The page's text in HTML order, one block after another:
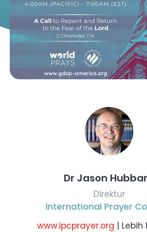
Dr Jason
Direktur
International Prayer
www.ipcprayer.org |